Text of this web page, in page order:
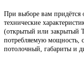
При выборе вам придётся
технические
(открытый или закрытый
потребляемую мощность,
потолочный, габариты и